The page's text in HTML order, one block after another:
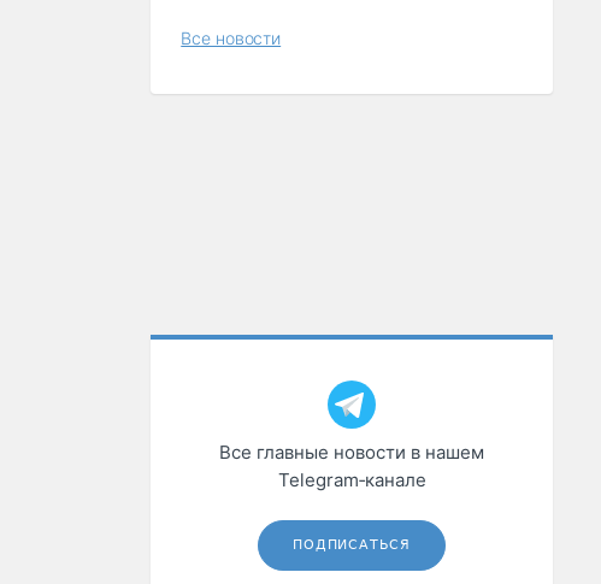
Все новости
Все главные новости в нашем
Telegram‑канале
ПОДПИСАТЬСЯ